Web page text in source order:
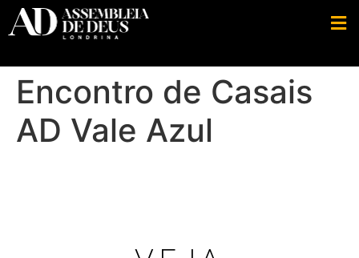
Encontro de Casais
AD Vale Azul